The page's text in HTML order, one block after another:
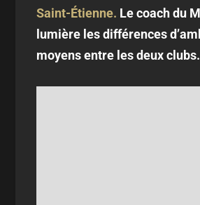
Saint-Étienne. Le coach du
lumière les différences
moyens entre les deux clubs.